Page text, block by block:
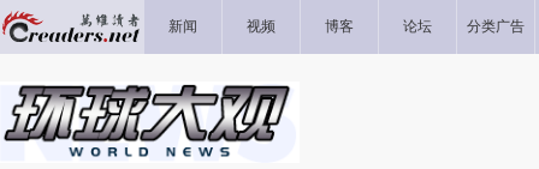
新闻 视频 博客 论坛 分类广告